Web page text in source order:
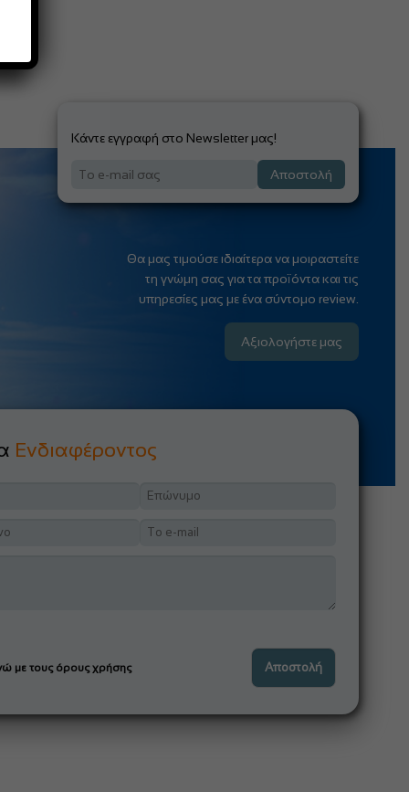
Κάντε εγγραφή στο Newsletter μας!
Αποστολή
Θα μας τιμούσε ιδιαίτερα να μοιραστείτε
τη γνώμη σας για τα προϊόντα και τις
υπηρεσίες μας με ένα σύντομο review.
Αξιολογήστε μας
Ενδιαφέροντος
με τους όρους χρήσης